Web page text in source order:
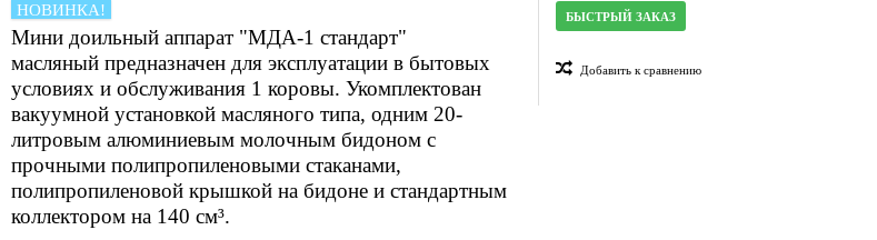
НОВИНКА!
Мини доильный аппарат "МДА-1 стандарт"
масляный предназначен для эксплуатации в бытовых
условиях и обслуживания 1 коровы. Укомплектован
вакуумной установкой масляного типа, одним 20-
литровым алюминиевым молочным бидоном с
прочными полипропиленовыми стаканами,
полипропиленовой крышкой на бидоне и стандартным
коллектором на 140 см³.
БЫСТРЫЙ ЗАКАЗ
Добавить к сравнению